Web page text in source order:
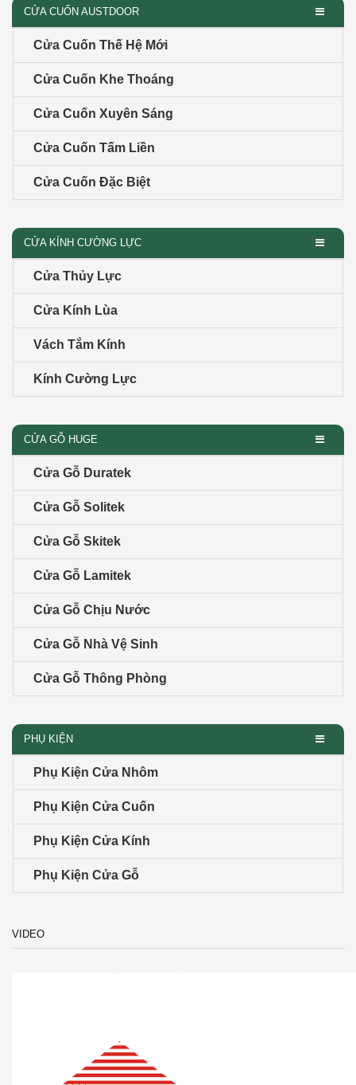
CỬA CUỐN AUSTDOOR
Cửa Cuốn Thế Hệ Mới
Cửa Cuốn Khe Thoáng
Cửa Cuốn Xuyên Sáng
Cửa Cuốn Tấm Liền
Cửa Cuốn Đặc Biệt
CỬA KÍNH CƯỜNG LỰC
Cửa Thủy Lực
Cửa Kính Lùa
Vách Tắm Kính
Kính Cường Lực
CỬA GỖ HUGE
Cửa Gỗ Duratek
Cửa Gỗ Solitek
Cửa Gỗ Skitek
Cửa Gỗ Lamitek
Cửa Gỗ Chịu Nước
Cửa Gỗ Nhà Vệ Sinh
Cửa Gỗ Thông Phòng
PHỤ KIỆN
Phụ Kiện Cửa Nhôm
Phụ Kiện Cửa Cuốn
Phụ Kiện Cửa Kính
Phụ Kiện Cửa Gỗ
VIDEO